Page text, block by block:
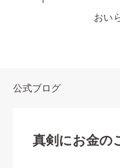
おい
公式ブログ
真剣にお金の